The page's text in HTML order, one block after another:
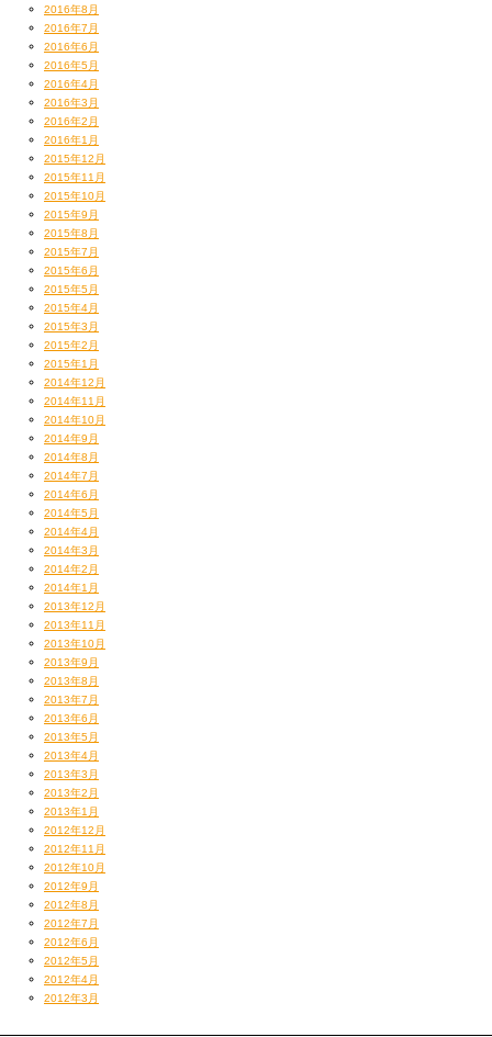
2016年8月
2016年7月
2016年6月
2016年5月
2016年4月
2016年3月
2016年2月
2016年1月
2015年12月
2015年11月
2015年10月
2015年9月
2015年8月
2015年7月
2015年6月
2015年5月
2015年4月
2015年3月
2015年2月
2015年1月
2014年12月
2014年11月
2014年10月
2014年9月
2014年8月
2014年7月
2014年6月
2014年5月
2014年4月
2014年3月
2014年2月
2014年1月
2013年12月
2013年11月
2013年10月
2013年9月
2013年8月
2013年7月
2013年6月
2013年5月
2013年4月
2013年3月
2013年2月
2013年1月
2012年12月
2012年11月
2012年10月
2012年9月
2012年8月
2012年7月
2012年6月
2012年5月
2012年4月
2012年3月